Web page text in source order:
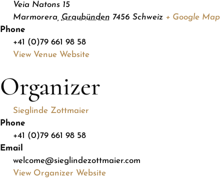
Veia Natons 15
Marmorera, Graubünden 7456 Schweiz + Google Map
Phone
+41 (0)79 661 98 58
View Venue Website
Organizer
Sieglinde Zottmaier
Phone
+41 (0)79 661 98 58
Email
welcome@sieglindezottmaier.com
View Organizer Website